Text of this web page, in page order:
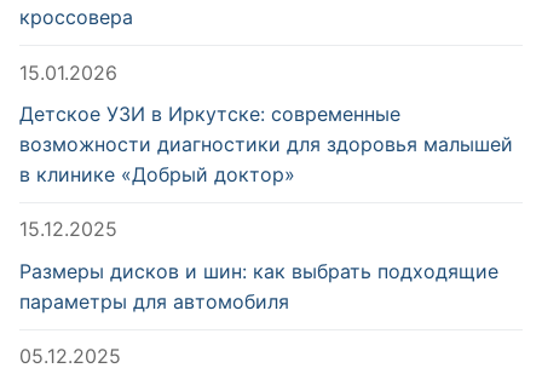
кроссовера
15.01.2026
Детское УЗИ в Иркутске: современные
возможности диагностики для здоровья малышей
в клинике «Добрый доктор»
15.12.2025
Размеры дисков и шин: как выбрать подходящие
параметры для автомобиля
05.12.2025